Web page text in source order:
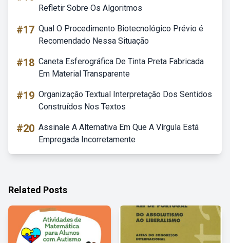
Refletir Sobre Os Algoritmos
#17 Qual O Procedimento Biotecnológico Prévio é
Recomendado Nessa Situação
#18 Caneta Esferográfica De Tinta Preta Fabricada
Em Material Transparente
#19 Organização Textual Interpretação Dos Sentidos
Construídos Nos Textos
#20 Assinale A Alternativa Em Que A Vírgula Está
Empregada Incorretamente
Related Posts